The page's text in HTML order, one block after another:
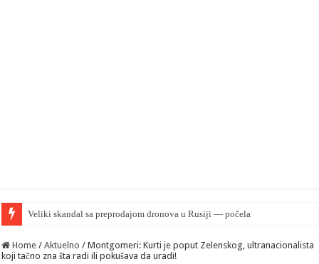
Home / Aktuelno / Montgomeri: Kurti je poput Zelenskog, ultranacionalista
koji tačno zna šta radi ili pokušava da uradi!